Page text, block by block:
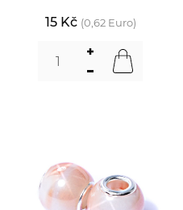
15 Kč (0,62 Euro)